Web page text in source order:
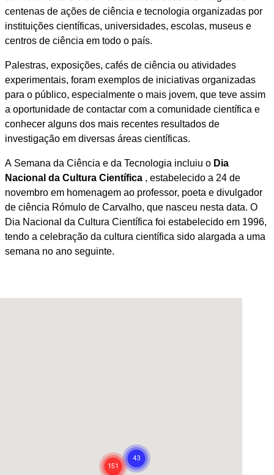
centenas de ações de ciência e tecnologia organizadas por
instituições científicas, universidades, escolas, museus e
centros de ciência em todo o país.
Palestras, exposições, cafés de ciência ou atividades
experimentais, foram exemplos de iniciativas organizadas
para o público, especialmente o mais jovem, que teve assim
a oportunidade de contactar com a comunidade científica e
conhecer alguns dos mais recentes resultados de
investigação em diversas áreas científicas.
A Semana da Ciência e da Tecnologia incluiu o Dia
Nacional da Cultura Científica , estabelecido a 24 de
novembro em homenagem ao professor, poeta e divulgador
de ciência Rómulo de Carvalho, que nasceu nesta data. O
Dia Nacional da Cultura Científica foi estabelecido em 1996,
tendo a celebração da cultura científica sido alargada a uma
semana no ano seguinte.